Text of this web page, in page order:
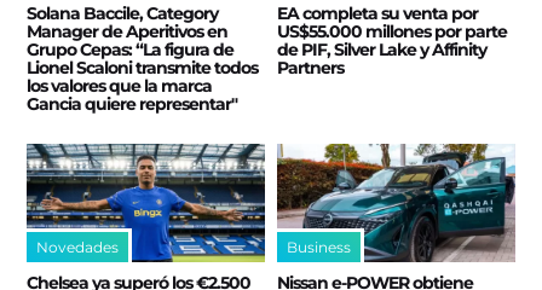
Solana Baccile, Category
Manager de Aperitivos en
Grupo Cepas: “La figura de
Lionel Scaloni transmite todos
los valores que la marca
Gancia quiere representar"
EA completa su venta por
US$55.000 millones por parte
de PIF, Silver Lake y Affinity
Partners
Novedades
Chelsea ya superó los €2.500
Business
Nissan e‑POWER obtiene